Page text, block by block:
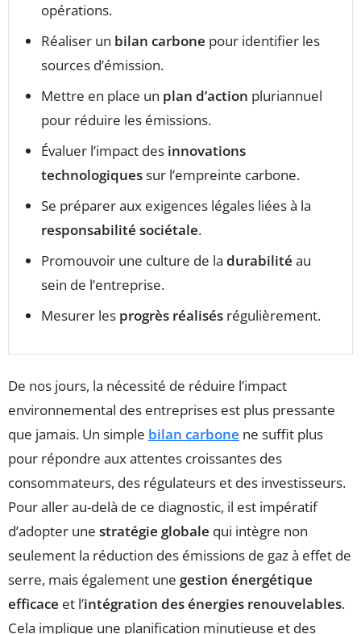
opérations.
Réaliser un bilan carbone pour identifier les
sources d’émission.
Mettre en place un plan d’action pluriannuel
pour réduire les émissions.
Évaluer l’impact des innovations
technologiquessur l’empreinte carbone.
Se préparer aux exigences légales liées à la
responsabilité sociétale.
Promouvoir une culture de la durabilité au
sein de l’entreprise.
Mesurer les progrès réalisés régulièrement.
De nos jours, la nécessité de réduire l’impact
environnemental des entreprises est plus pressante
que jamais. Un simple bilan carbone ne suffit plus
pour répondre aux attentes croissantes des
consommateurs, des régulateurs et des investisseurs.
Pour aller au-delà de ce diagnostic, il est impératif
d’adopter une stratégie globale qui intègre non
seulement la réduction des émissions de gaz à effet de
serre, mais également une gestion énergétique
efficace et l’intégration des énergies renouvelables.
Cela implique une planification minutieuse et des